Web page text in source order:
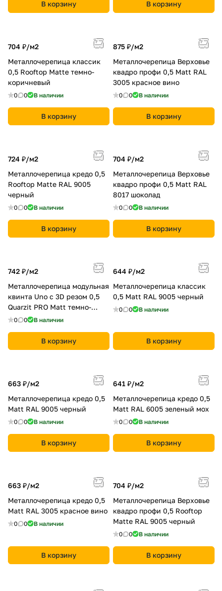
В корзину В корзину
704 ₽/м2
Металлочерепица классик
0,5 Rooftop Matte темно-
коричневый
0 0 В наличии
В корзину
875 ₽/м2
Металлочерепица Верховье
квадро профи 0,5 Matt RAL
3005 красное вино
0 0 В наличии
В корзину
724 ₽/м2
Металлочерепица кредо 0,5
Rooftop Matte RAL 9005
черный
0 0 В наличии
В корзину
704 ₽/м2
Металлочерепица Верховье
квадро профи 0,5 Matt RAL
8017 шоколад
0 0 В наличии
В корзину
742 ₽/м2
Металлочерепица модульная
квинта Uno c 3D резом 0,5
Quarzit PRO Matt темно-
коричневый
0 0 В наличии
В корзину
644 ₽/м2
Металлочерепица классик
0,5 Мatt RAL 9005 черный
0 0 В наличии
В корзину
663 ₽/м2
Металлочерепица кредо 0,5
Мatt RAL 9005 черный
0 0 В наличии
В корзину
641 ₽/м2
Металлочерепица кредо 0,5
Мatt RAL 6005 зеленый мох
0 0 В наличии
В корзину
663 ₽/м2
Металлочерепица кредо 0,5
Мatt RAL 3005 красное вино
0 0 В наличии
В корзину
704 ₽/м2
Металлочерепица Верховье
квадро профи 0,5 Rooftop
Matte RAL 9005 черный
0 0 В наличии
В корзину